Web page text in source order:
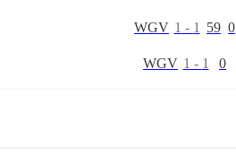
WGV 1 - 1 59 0
WGV 1 - 1 0